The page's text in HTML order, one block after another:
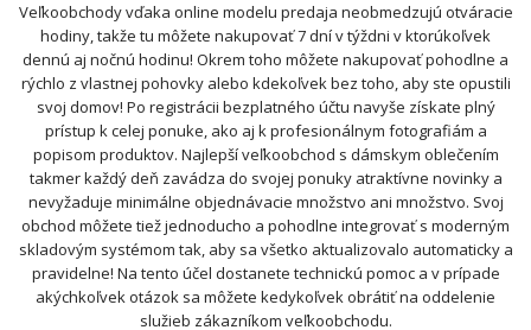
Veľkoobchody vďaka online modelu predaja neobmedzujú otváracie
hodiny, takže tu môžete nakupovať 7 dní v týždni v ktorúkoľvek
dennú aj nočnú hodinu! Okrem toho môžete nakupovať pohodlne a
rýchlo z vlastnej pohovky alebo kdekoľvek bez toho, aby ste opustili
svoj domov! Po registrácii bezplatného účtu navyše získate plný
prístup k celej ponuke, ako aj k profesionálnym fotografiám a
popisom produktov. Najlepší veľkoobchod s dámskym oblečením
takmer každý deň zavádza do svojej ponuky atraktívne novinky a
nevyžaduje minimálne objednávacie množstvo ani množstvo. Svoj
obchod môžete tiež jednoducho a pohodlne integrovať s moderným
skladovým systémom tak, aby sa všetko aktualizovalo automaticky a
pravidelne! Na tento účel dostanete technickú pomoc a v prípade
akýchkoľvek otázok sa môžete kedykoľvek obrátiť na oddelenie
služieb zákazníkom veľkoobchodu.